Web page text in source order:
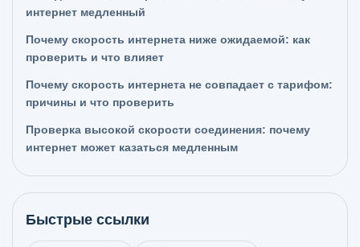
интернет медленный
Почему скорость интернета ниже ожидаемой: как
проверить и что влияет
Почему скорость интернета не совпадает с тарифом:
причины и что проверить
Проверка высокой скорости соединения: почему
интернет может казаться медленным
Быстрые ссылки